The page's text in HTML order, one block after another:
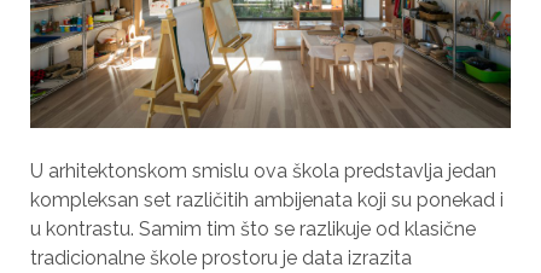
U arhitektonskom smislu ova škola predstavlja jedan
kompleksan set različitih ambijenata koji su ponekad i
u kontrastu. Samim tim što se razlikuje od klasične
tradicionalne škole prostoru je data izrazita